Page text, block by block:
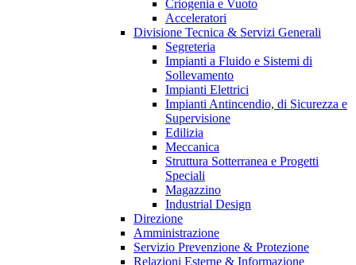
Criogenia e Vuoto
Acceleratori
Divisione Tecnica & Servizi Generali
Segreteria
Impianti a Fluido e Sistemi di
Sollevamento
Impianti Elettrici
Impianti Antincendio, di Sicurezza e
Supervisione
Edilizia
Meccanica
Struttura Sotterranea e Progetti
Speciali
Magazzino
Industrial Design
Direzione
Amministrazione
Servizio Prevenzione & Protezione
Relazioni Esterne & Informazione